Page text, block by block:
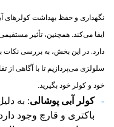
نگهداری و حفظ بهداشت کولرهای
ایفا می‌کند. همچنین، تأثیر
دارد. در این بخش، به بررسی نکات
سلولزی می‌پردازیم تا با آگاهی
خود و کولر خود بگیرید.
کولر آبی پوشالی: به
باکتری و قارچ وجود